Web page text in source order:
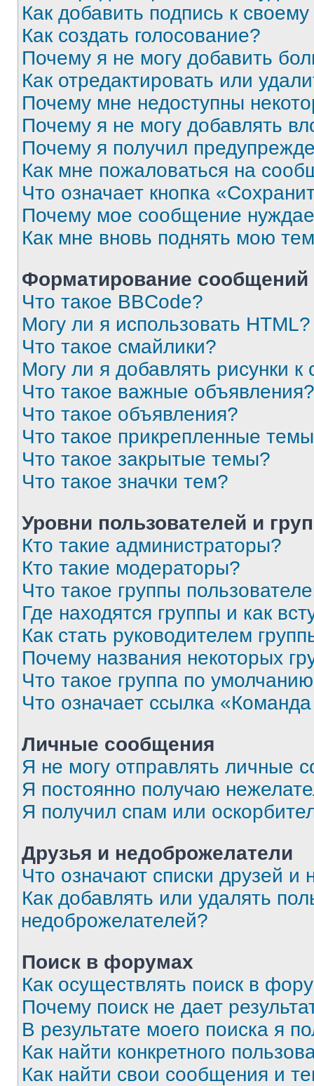
Как добавить подпись к
Как создать голосование?
Почему я не могу добавить
Как отредактировать или
Почему мне недоступны
Почему я не могу добавлять
Почему я получил
Как мне пожаловаться на
Что означает кнопка
Почему мое сообщение
Как мне вновь поднять мою
Форматирование
Что такое BBCode?
Могу ли я использовать HTML?
Что такое смайлики?
Могу ли я добавлять рисунки
Что такое важные объявления?
Что такое объявления?
Что такое прикрепленные
Что такое закрытые темы?
Что такое значки тем?
Уровни пользователей и
Кто такие администраторы?
Кто такие модераторы?
Что такое группы
Где находятся группы и как
Как стать руководителем
Почему названия некоторых
Что такое группа по
Что означает ссылка
Личные сообщения
Я не могу отправлять личные
Я постоянно получаю
Я получил спам или
Друзья и недоброжелатели
Что означают списки друзей и
Как добавлять или удалять
недоброжелателей?
Поиск в форумах
Как осуществлять поиск в
Почему поиск не дает
В результате моего поиска я
Как найти конкретного
Как найти свои сообщения и